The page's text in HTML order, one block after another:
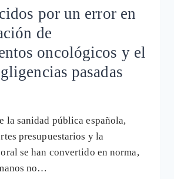
por un error en
de
oncológicos y el
pasadas
la sanidad pública española,
presupuestarios y la
se han convertido en norma,
no…